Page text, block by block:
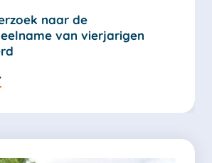
naar de
van vierjarigen